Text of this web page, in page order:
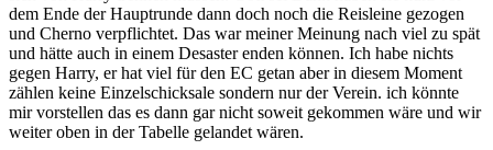
dem Ende der Hauptrunde dann doch noch die Reisleine gezogen
und Cherno verpflichtet. Das war meiner Meinung nach viel zu spät
und hätte auch in einem Desaster enden können. Ich habe nichts
gegen Harry, er hat viel für den EC getan aber in diesem Moment
zählen keine Einzelschicksale sondern nur der Verein. ich könnte
mir vorstellen das es dann gar nicht soweit gekommen wäre und wir
weiter oben in der Tabelle gelandet wären.